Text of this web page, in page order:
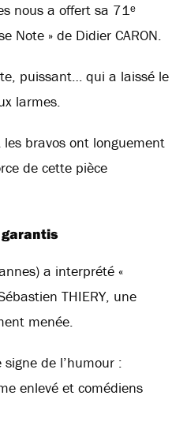
nous a offert sa 71ᵉ
Note » de Didier CARON.
puissant… qui a laissé le
larmes.
bravos ont longuement
de cette pièce
a interprété «
THIERY, une
menée.
de l’humour :
enlevé et comédiens